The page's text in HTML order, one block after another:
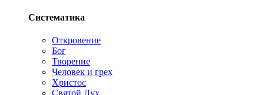
Систематика
Откровение
Бог
Творение
Человек и грех
Христос